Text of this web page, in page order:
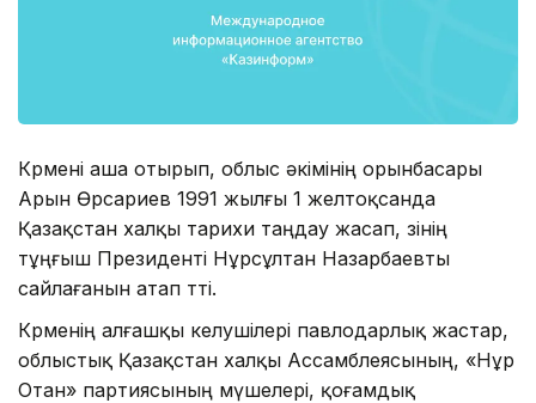
Көрмені аша отырып, облыс әкімінің орынбасары
Арын Өрсариев 1991 жылғы 1 желтоқсанда
Қазақстан халқы тарихи таңдау жасап, өзінің
тұңғыш Президенті Нұрсұлтан Назарбаевты
сайлағанын атап өтті.
Көрменің алғашқы келушілері павлодарлық жастар,
облыстық Қазақстан халқы Ассамблеясының, «Нұр
Отан» партиясының мүшелері, қоғамдық